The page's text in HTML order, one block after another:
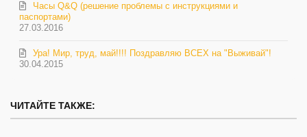
27.03.2016
Часы Q&Q (решение проблемы с инструкциями и
паспортами)
30.04.2015
Ура! Мир, труд, май!!!! Поздравляю ВСЕХ на "Выживай"!
ЧИТАЙТЕ ТАКЖЕ: